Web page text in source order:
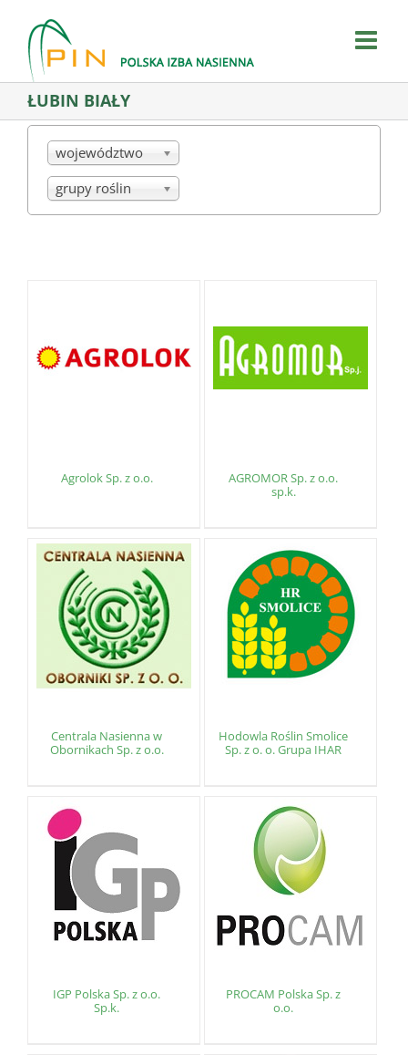
content
ŁUBIN BIAŁY
województwo
grupy roślin
Agrolok Sp. z o.o.
AGROMOR Sp. z o.o.
sp.k.
Centrala Nasienna w
Obornikach Sp. z o.o.
Hodowla Roślin Smolice
Sp. z o. o. Grupa IHAR
IGP Polska Sp. z o.o.
Sp.k.
PROCAM Polska Sp. z
o.o.